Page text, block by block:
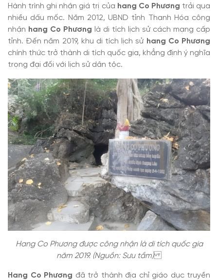
Hành trình ghi nhận giá trị của hang Co Phương trải qua
nhiều dấu mốc. Năm 2012, UBND tỉnh Thanh Hóa công
nhận hang Co Phương là di tích lịch sử cách mạng cấp
tỉnh. Đến năm 2019, khu di tích lịch sử hang Co Phương
chính thức trở thành di tích quốc gia, khẳng định ý nghĩa
trọng đại đối với lịch sử dân tộc.
Hang Co Phương được công nhận là di tích quốc gia
năm 2019. (Nguồn: Sưu tầm)
Hang Co Phương đã trở thành địa chỉ giáo dục truyền